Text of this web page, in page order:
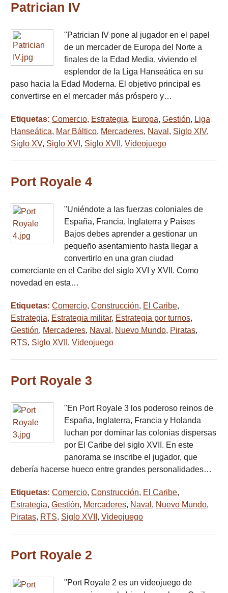
Patrician IV
"Patrician IV pone al jugador en el papel
de un mercader de Europa del Norte a
finales de la Edad Media, viviendo el
esplendor de la Liga Hanseática en su
paso hacia la Edad Moderna. El objetivo principal es
convertirse en el mercader más próspero y…
Etiquetas: Comercio, Estrategia, Europa, Gestión, Liga
Hanseática, Mar Báltico, Mercaderes, Naval , Siglo XIV,
Siglo XV, Siglo XVI , Siglo XVII , Videojuego
Port Royale 4
"Uniéndote a las fuerzas coloniales de
España, Francia, Inglaterra y Países
Bajos debes aprender a gestionar un
pequeño asentamiento hasta llegar a
convertirlo en una gran ciudad
comerciante en el Caribe del siglo XVI y XVII. Como
novedad en esta…
Etiquetas: Comercio, Construcción, El Caribe,
Estrategia, Estrategia militar, Estrategia por turnos,
Gestión, Mercaderes, Naval , Nuevo Mundo, Piratas,
RTS, Siglo XVII , Videojuego
Port Royale 3
"En Port Royale 3 los poderoso reinos de
España, Inglaterra, Francia y Holanda
luchan por dominar las colonias dispersas
por El Caribe del siglo XVII. En este
panorama se inscribe el jugador, que
debería hacerse hueco entre grandes personalidades…
Etiquetas: Comercio, Construcción, El Caribe,
Estrategia, Gestión, Mercaderes, Naval , Nuevo Mundo,
Piratas, RTS, Siglo XVII , Videojuego
Port Royale 2
"Port Royale 2 es un videojuego de